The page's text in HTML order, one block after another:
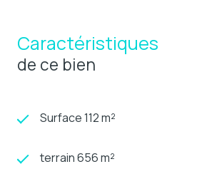
Caractéristiques
de ce bien
Surface 112 m²
terrain 656 m²